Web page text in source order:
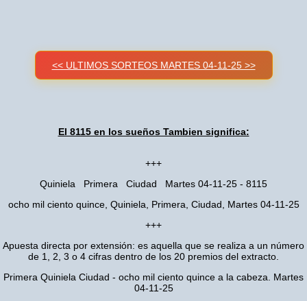
<< ULTIMOS SORTEOS MARTES 04-11-25 >>
El 8115 en los sueños Tambien significa:
+++
Quiniela Primera Ciudad Martes 04-11-25 - 8115
ocho mil ciento quince, Quiniela, Primera, Ciudad, Martes 04-11-25
+++
Apuesta directa por extensión: es aquella que se realiza a un número
de 1, 2, 3 o 4 cifras dentro de los 20 premios del extracto.
Primera Quiniela Ciudad - ocho mil ciento quince a la cabeza. Martes
04-11-25